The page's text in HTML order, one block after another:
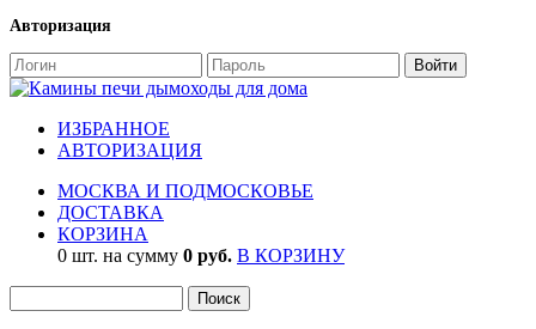
Авторизация
ИЗБРАННОЕ
АВТОРИЗАЦИЯ
МОСКВА И ПОДМОСКОВЬЕ
ДОСТАВКА
КОРЗИНА
0 шт. на сумму 0 руб. В КОРЗИНУ